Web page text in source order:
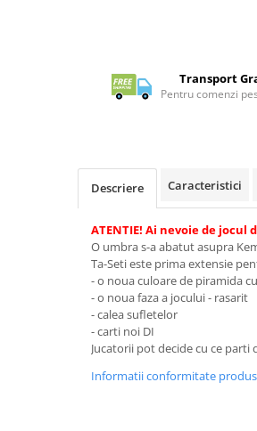
Portofolii/ Clasoare pentru carti
The Army Painter
Alte produse Hobby
Merch Lex Hobby Store
Transport
Pentru comenzi
Descriere Caracteristici
ATENTIE! Ai nevoie de
O umbra s-a abatut asupra
Ta-Seti este prima extensie
- o noua culoare de piramida
- o noua faza a jocului - rasarit
- calea sufletelor
- carti noi DI
Jucatorii pot decide cu ce parti
Informatii conformitate produs